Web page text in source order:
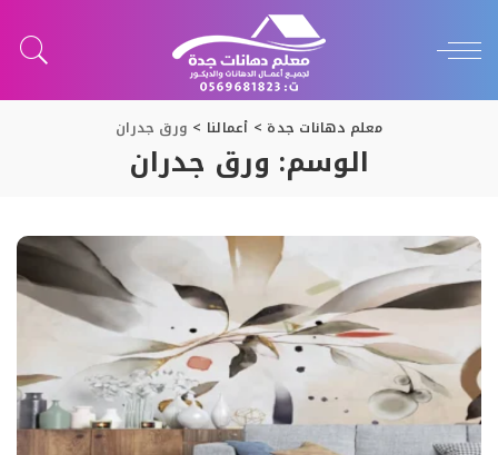
معلم دهانات جدة > أعمالنا > ورق جدران
الوسم: ورق جدران